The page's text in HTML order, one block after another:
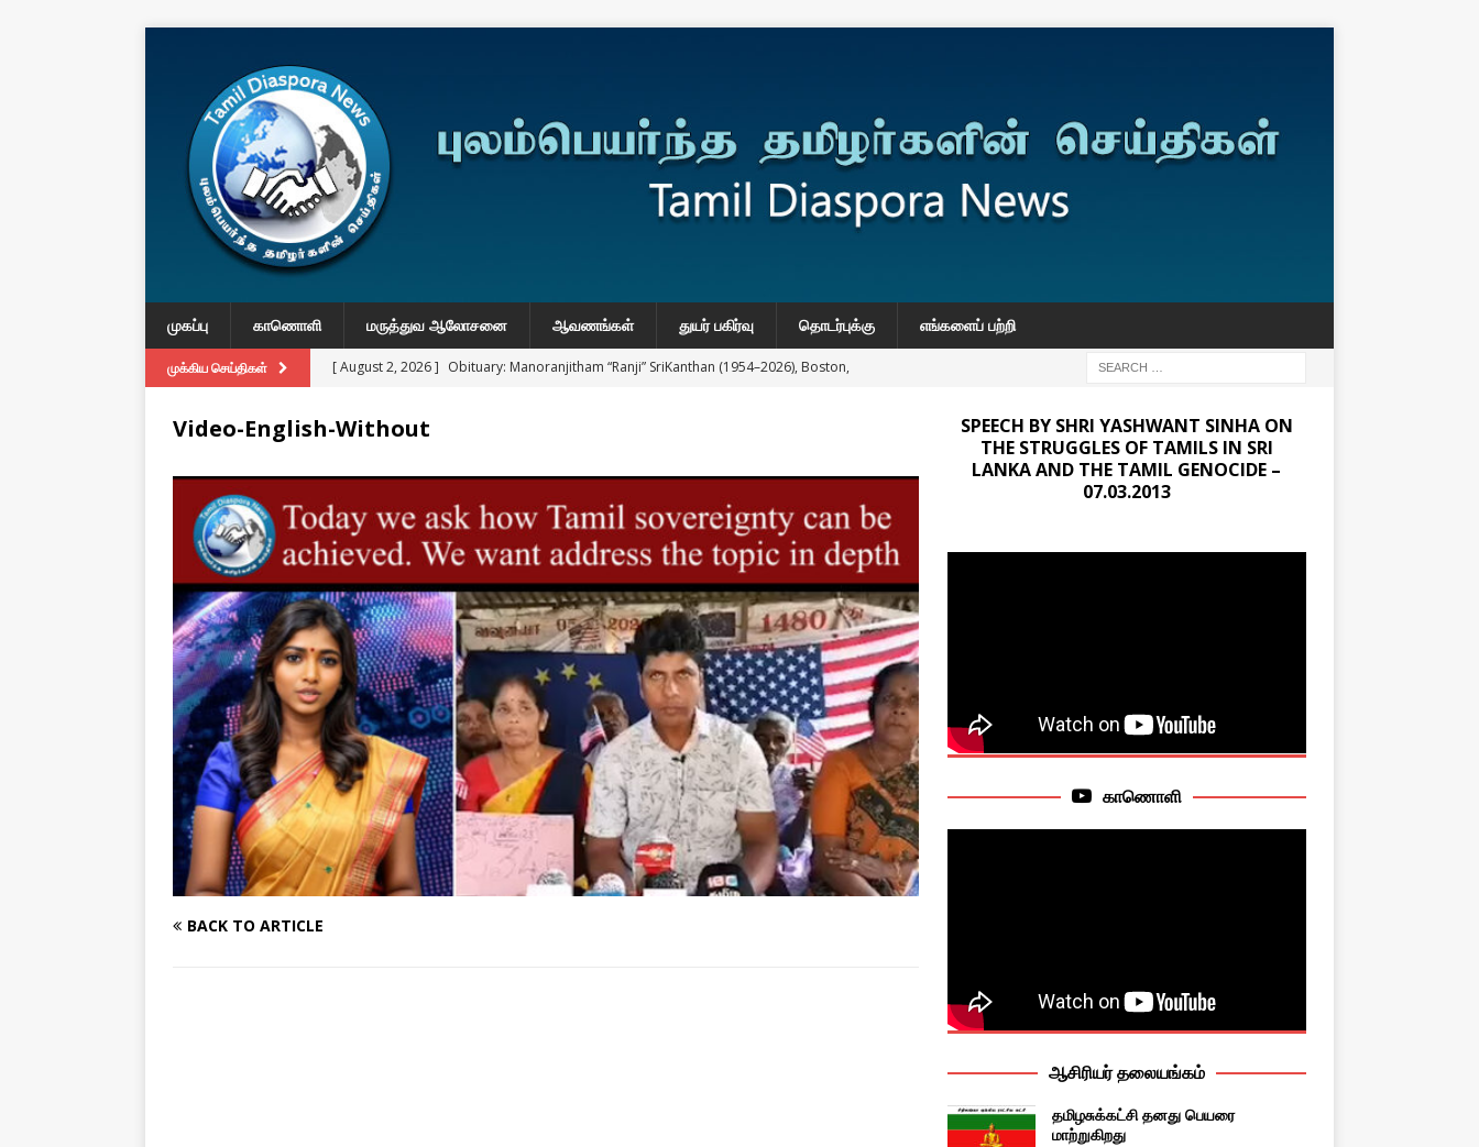
முகப்பு காணொளி மருத்துவ ஆலோசனை ஆவணங்கள் துயர் பகிர்வு தொடர்புக்கு எங்களைப் பற்றி
முக்கிய செய்திகள் [ August 2, 2026 ] Obituary: Manoranjitham “Ranji” SriKanthan (1954–2026), Boston,
[ August 2, 2026 ]
IMPORTANT
[ August 1, 2026 ] New Video: Fact Check on Dr. Devanesan Nesiah’s Remarks
IMPORTANT
[ July 30, 2026 ] தமிழ் மக்களுக்கான சர்வதேச அரசியல் தீர்வின் அவசியத்தை மகா சங்க மாநாடு
வலியுறுத்துகிறது
IMPORTANT
[ August 3, 2026 ] A Response to Professor Jonathan Goodhand: Why Academics Must
Reconsider Tamil Sovereignty
IMPORTANT
Video-English-Without
BACK TO ARTICLE
SPEECH BY SHRI YASHWANT SINHA ON
THE STRUGGLES OF TAMILS IN SRI
LANKA AND THE TAMIL GENOCIDE –
07.03.2013
காணொளி
ஆசிரியர் தலையங்கம்
தமிழசுக்கட்சி தனது பெயரை
மாற்றுகிறது